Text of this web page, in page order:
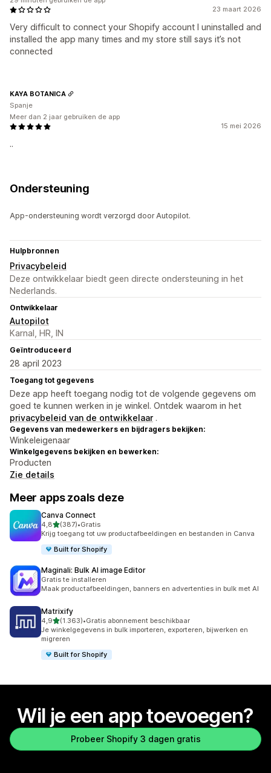
23 maart 2026
Very difficult to connect your Shopify account I uninstalled and
installed the app many times and my store still says it’s not
connected
15 mei 2026
..
KAYA BOTANICA
Spanje
Meer dan 2 jaar gebruiken de app
Ondersteuning
App-ondersteuning wordt verzorgd door Autopilot.
Hulpbronnen
Privacybeleid
Deze ontwikkelaar biedt geen directe ondersteuning in het
Nederlands.
Ontwikkelaar
Autopilot
Karnal, HR, IN
Geïntroduceerd
28 april 2023
Toegang tot gegevens
Deze app heeft toegang nodig tot de volgende gegevens om
goed te kunnen werken in je winkel. Ontdek waarom in het
privacybeleid van de ontwikkelaar .
Gegevens van medewerkers en bijdragers bekijken:
Winkeleigenaar
Winkelgegevens bekijken en bewerken:
Producten
Zie details
Meer apps zoals deze
Canva Connect
4,8van 5 sterren
(387)
387 recensies in totaal
•Gratis
Krijg toegang tot uw productafbeeldingen en bestanden in Canva
Built for Shopify
Maginali: Bulk AI image Editor
Gratis te installeren
Maak productafbeeldingen, banners en advertenties in bulk met AI
Matrixify
4,9van 5 sterren
(1.363)
1363 recensies in totaal
•Gratis abonnement beschikbaar
Je winkelgegevens in bulk importeren, exporteren, bijwerken en
migreren
Built for Shopify
Wil je een app toevoegen?
Probeer Shopify 3 dagen gratis